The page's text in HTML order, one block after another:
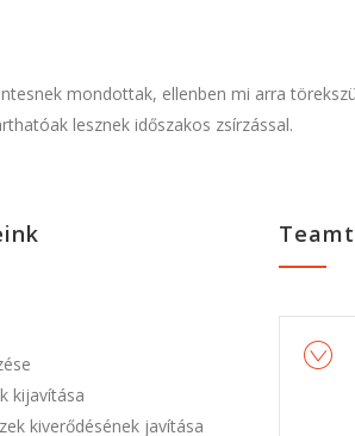
mondottak, ellenben mi arra
lesznek időszakos zsírzással.
kijavítása
kiverődésének javítása